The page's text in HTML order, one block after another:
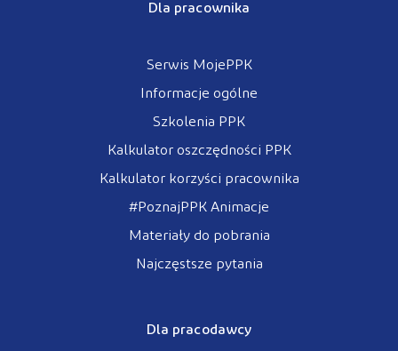
Dla pracownika
Serwis MojePPK
Informacje ogólne
Szkolenia PPK
Kalkulator oszczędności PPK
Kalkulator korzyści pracownika
#PoznajPPK Animacje
Materiały do pobrania
Najczęstsze pytania
Dla pracodawcy